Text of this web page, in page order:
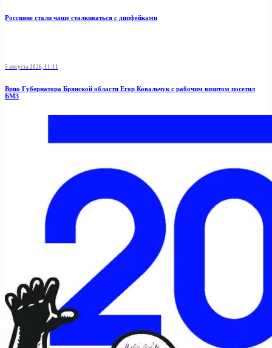
Россияне стали чаще сталкиваться с дипфейками
5 августа 2026, 11:11
Врио Губернатора Брянской области Егор Ковальчук с рабочим визитом посетил
БМЗ